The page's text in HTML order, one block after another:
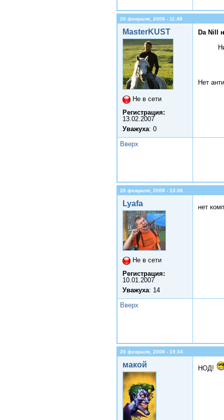
26 февраля, 2008 - 11:48
MasterKUST
Не в сети
Регистрация:
13.02.2007
Уважуха: 0
Da Nill
Нет
Вверх
26 февраля, 2008 - 13:36
Lyafa
Не в сети
Регистрация:
10.01.2007
Уважуха: 14
нет
Вверх
26 февраля, 2008 - 19:34
макой НОД!